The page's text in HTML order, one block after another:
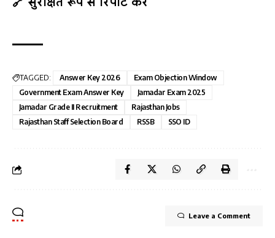
TAGGED: Answer Key 2026
Exam Objection Window
Government Exam Answer Key
Jamadar Exam 2025
Jamadar Grade II Recruitment
Rajasthan Jobs
Rajasthan Staff Selection Board
RSSB SSO ID
Leave a Comment